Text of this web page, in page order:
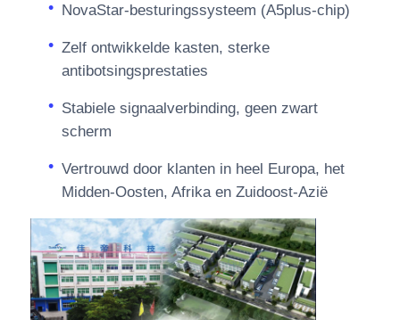
NovaStar-besturingssysteem (A5plus-chip)
Zelf ontwikkelde kasten, sterke
antibotsingsprestaties
Stabiele signaalverbinding, geen zwart
scherm
Vertrouwd door klanten in heel Europa, het
Midden-Oosten, Afrika en Zuidoost-Azië